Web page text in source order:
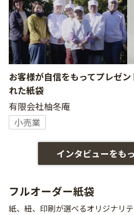
お客様が自信をもってプレゼ
れた紙袋
有限会社柚冬庵
小売業
インタビューをも
フルオーダー紙袋
紙、紐、印刷が選べるオリジナリ